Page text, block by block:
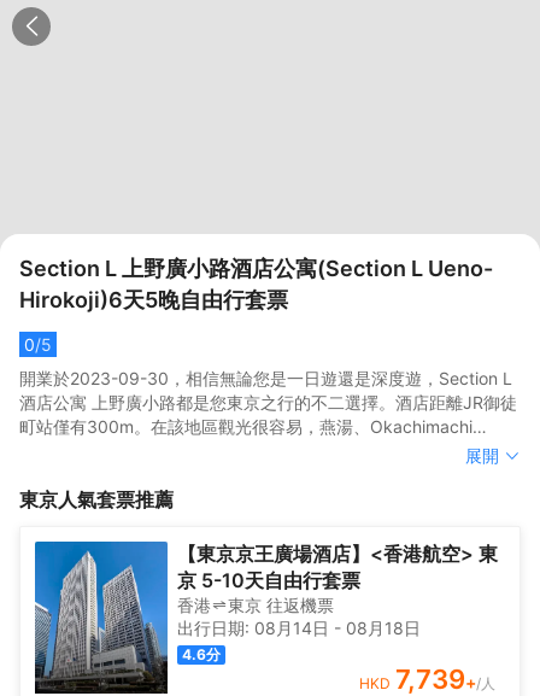
Section L 上野廣小路酒店公寓(Section L Ueno-
Hirokoji)6天5晚自由行套票
0/5
開業於2023-09-30，相信無論您是一日遊還是深度遊，Section L
酒店公寓 上野廣小路都是您東京之行的不二選擇。酒店距離JR御徒
町站僅有300m。在該地區觀光很容易，燕湯、Okachimachi
Panda Hiroba和Shusaku Bijutsusha都在酒店附近。</br>酒店對
調。有飲水需求的旅客，酒店還為您提供了電熱水壺。倘若您在忙
機的客房浴室是不錯的選擇。</br>酒店提供的體育和休閒設施，旨
在為旅客營造多姿多彩的住宿體驗。酒店設有24小時前台諮詢服
務，為下榻至此的您提供最貼心的行程安排。
開業於2023-09-30，相信無論您是一日遊還是深度遊，Section L
町站僅有300m。在該地區觀光很容易，燕湯、Okachimachi
客房的裝飾十分考究，每間設施齊全的客房都配備有熨衣設備和空
調。有飲水需求的旅客，酒店還為您提供了電熱水壺。倘若您在忙
碌的一天後想在自己的客房內放鬆，提供拖鞋、24小時熱水和吹風
機的客房浴室是不錯的選擇。</br>酒店提供的體育和休閒設施，旨
在為旅客營造多姿多彩的住宿體驗。酒店設有24小時前台諮詢服
務，為下榻至此的您提供最貼心的行程安排。
展開
東京人氣套票推薦
【東京京王廣場酒店】<香港航空> 東
京 5-10天自由行套票
香港 東京 往返機票
出行日期: 08月14日 - 08月18日
4.6分
HKD 7,739+/人